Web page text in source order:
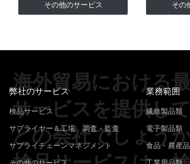
その他のサービス その
海外貿易における
サービスを提供し
どの会社でしょう
弊社のサービス
検品サービス
サプライヤー＆工場 調査・監査
サプライチェーンマネジメント
業務範囲
繊維製品類
電子製品類
食品・農産品